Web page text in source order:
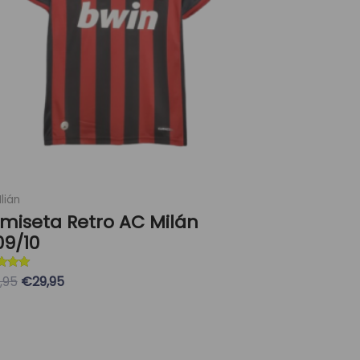
Retro AC Milán
10
con
€29,95
opciones
se
pueden
página